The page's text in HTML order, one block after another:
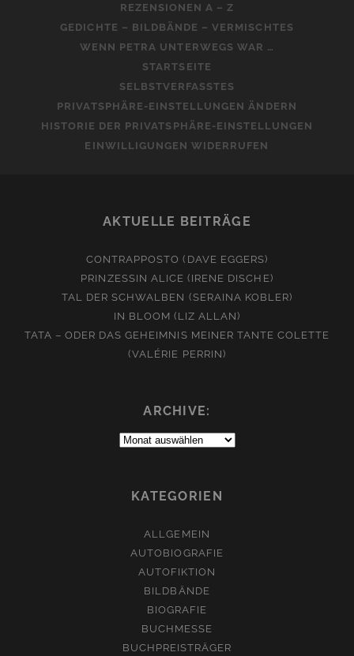
REZENSIONEN A – Z
GEDICHTE – BILDBÄNDE – VERMISCHTES
WENN PETRA UNTERWEGS WAR …
STARTSEITE
SELBSTVERFASSTES
PRIVATSPHÄRE-EINSTELLUNGEN ÄNDERN
HISTORIE DER PRIVATSPHÄRE-EINSTELLUNGEN
EINWILLIGUNGEN WIDERRUFEN
AKTUELLE BEITRÄGE
CONTRAPPOSTO (DAVE EGGERS)
PRINZESSIN ALICE (IRENE DISCHE)
TAL DER SCHWALBEN (SERAINA KOBLER)
IN BLOOM (LIZ ALLAN)
TATA – ODER DAS GEHEIMNIS MEINER TANTE COLETTE
(VALÉRIE PERRIN)
ARCHIVE:
Archive:
KATEGORIEN
ALLGEMEIN
AUTOBIOGRAFIE
AUTOFIKTION
BILDBÄNDE
BIOGRAFIE
BUCHMESSE
BUCHPREISTRÄGER